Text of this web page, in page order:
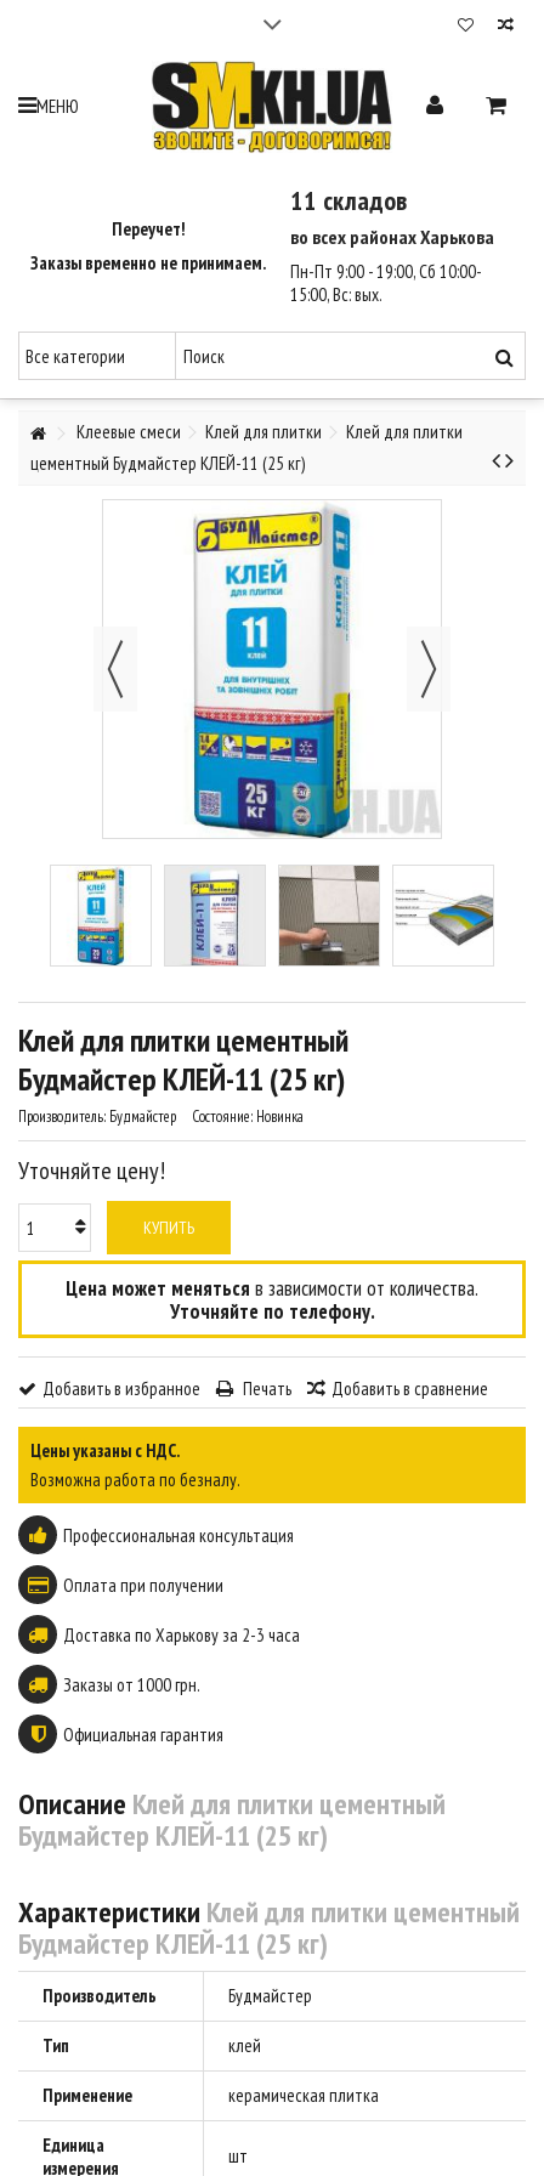
Cтройматериалы в Харькове | 12 складов | Доставка
2-3 часа - SM Харьков
Максимальный выбор стройматериалов. 12 складов по Харькову.
Гарантия лучшей цены на стройматериалы 110%.
Звоните - Договоримся ☎ (095) 550-35-90, (068) 810-46-47.
МЕНЮ
Переучет!
Заказы временно не принимаем.
11 складов
во всех районах Харькова
Пн-Пт 9:00 - 19:00, Сб 10:00-
15:00, Вс: вых.
Клеевые смеси Клей для плитки
Клей для плитки
цементный Будмайстер КЛЕЙ-11 (25 кг)
Клей для плитки цементный
Будмайстер КЛЕЙ-11 (25 кг)
Производитель: Будмайстер Состояние: Новинка
Уточняйте цену!
КУПИТЬ
Цена может меняться в зависимости от количества.
Уточняйте по телефону.
Добавить в избранное Печать Добавить в сравнение
Цены указаны с НДС.
Возможна работа по безналу.
Профессиональная консультация
Оплата при получении
Доставка по Харькову за 2-3 часа
Заказы от 1000 грн.
Официальная гарантия
Описание Клей для плитки цементный
Будмайстер КЛЕЙ-11 (25 кг)
Характеристики Клей для плитки цементный
Будмайстер КЛЕЙ-11 (25 кг)
Производитель Будмайстер
Тип клей
Применение керамическая плитка
Единица
измерения
шт